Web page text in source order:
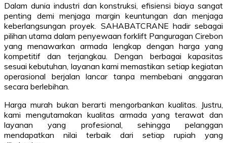
Dalam dunia industri dan konstruksi, efisiensi biaya sangat
penting demi menjaga margin keuntungan dan menjaga
keberlangsungan proyek. SAHABATCRANE hadir sebagai
pilihan utama dalam penyewaan forklift Panguragan Cirebon
yang menawarkan armada lengkap dengan harga yang
kompetitif dan terjangkau. Dengan berbagai kapasitas
sesuai kebutuhan, layanan kami memastikan setiap kegiatan
operasional berjalan lancar tanpa membebani anggaran
secara berlebihan.
Harga murah bukan berarti mengorbankan kualitas. Justru,
kami mengutamakan kualitas armada yang terawat dan
layanan yang profesional, sehingga pelanggan
mendapatkan nilai terbaik dari setiap rupiah yang